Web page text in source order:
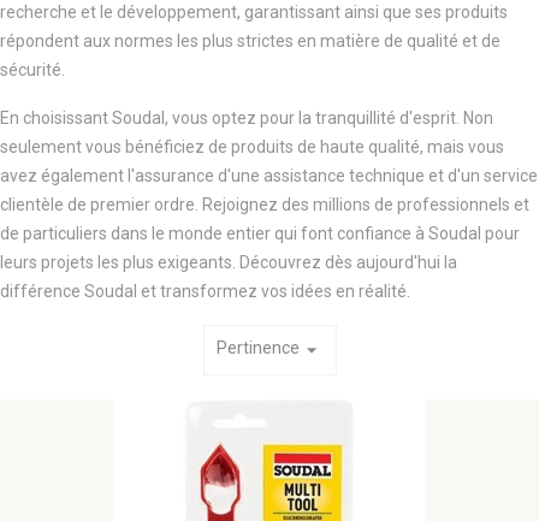
recherche et le développement, garantissant ainsi que ses produits
répondent aux normes les plus strictes en matière de qualité et de
sécurité.
En choisissant Soudal, vous optez pour la tranquillité d'esprit. Non
seulement vous bénéficiez de produits de haute qualité, mais vous
avez également l'assurance d'une assistance technique et d'un service
clientèle de premier ordre. Rejoignez des millions de professionnels et
de particuliers dans le monde entier qui font confiance à Soudal pour
leurs projets les plus exigeants. Découvrez dès aujourd'hui la
différence Soudal et transformez vos idées en réalité.
Pertinence arrow_drop_down